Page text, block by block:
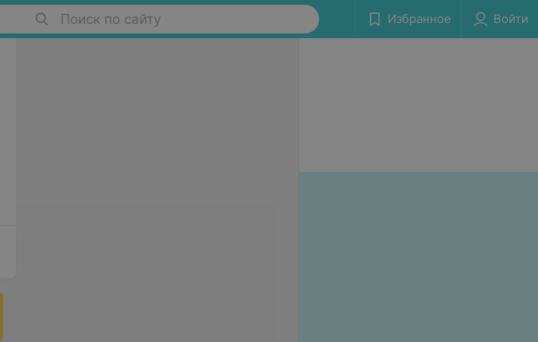
Поиск по сайту Избранное Войти